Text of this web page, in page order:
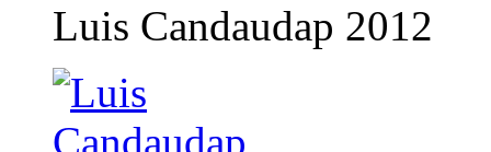
Luis Candaudap 2012